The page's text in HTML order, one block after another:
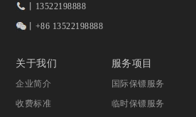
丨13522198888
丨+86 13522198888
关于我们
企业简介
收费标准
服务项目
国际保镖服务
临时保镖服务